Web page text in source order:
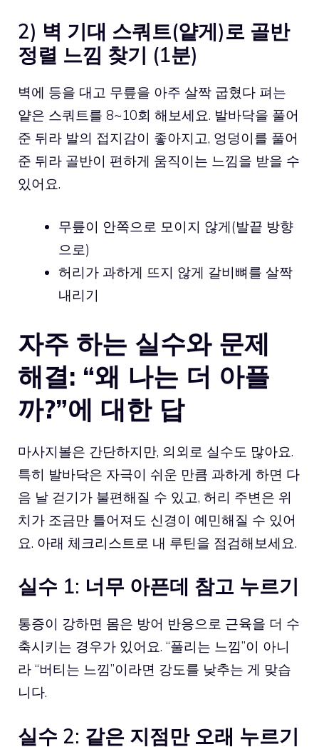
2) 벽 기대 스쿼트(얕게)로 골반
정렬 느낌 찾기 (1분)
벽에 등을 대고 무릎을 아주 살짝 굽혔다 펴는
얕은 스쿼트를 8~10회 해보세요. 발바닥을 풀어
준 뒤라 발의 접지감이 좋아지고, 엉덩이를 풀어
준 뒤라 골반이 편하게 움직이는 느낌을 받을 수
있어요.
무릎이 안쪽으로 모이지 않게(발끝 방향
으로)
허리가 과하게 뜨지 않게 갈비뼈를 살짝
내리기
자주 하는 실수와 문제
해결: “왜 나는 더 아플
까?”에 대한 답
마사지볼은 간단하지만, 의외로 실수도 많아요.
특히 발바닥은 자극이 쉬운 만큼 과하게 하면 다
음 날 걷기가 불편해질 수 있고, 허리 주변은 위
치가 조금만 틀어져도 신경이 예민해질 수 있어
요. 아래 체크리스트로 내 루틴을 점검해보세요.
실수 1: 너무 아픈데 참고 누르기
통증이 강하면 몸은 방어 반응으로 근육을 더 수
축시키는 경우가 있어요. “풀리는 느낌”이 아니
라 “버티는 느낌”이라면 강도를 낮추는 게 맞습
니다.
실수 2: 같은 지점만 오래 누르기